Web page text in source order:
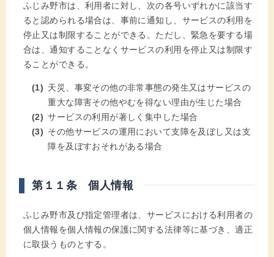
ふじみ野市は、利用者に対し、次の各号いずれかに該当す
ると認められる場合は、事前に通知し、サービスの利用を
停止又は制限することができる。ただし、緊急を要する場
合は、通知することなくサービスの利用を停止又は制限す
ることができる。
天災、事変その他の非常事態の発生又はサービスの
重大な障害その他やむを得ない理由が生じた場合
サービスの利用が著しく集中した場合
その他サービスの運用において支障を及ぼし又は支
障を及ぼすおそれがある場合
第１１条 個人情報
ふじみ野市及び指定管理者は、サービスにおける利用者の
個人情報を個人情報の保護に関する法律等に基づき、適正
に取扱うものとする。